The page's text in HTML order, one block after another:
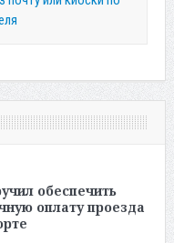
обеспечить
оплату проезда